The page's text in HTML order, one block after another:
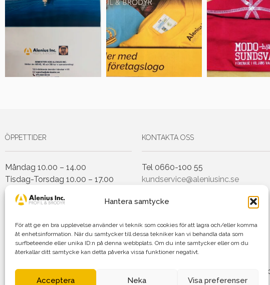
Hantera samtycke
För att ge en bra upplevelse använder vi teknik som cookies för att lagra och/eller komma
åt enhetsinformation. När du samtycker till dessa tekniker kan vi behandla data som
surfbeteende eller unika ID:n på denna webbplats. Om du inte samtycker eller om du
återkallar ditt samtycke kan detta påverka vissa funktioner negativt.
Acceptera Neka Visa preferenser
ÖPPETTIDER
Måndag 10.00 – 14.00
Tisdag-Torsdag 10.00 – 17.00
13.00
KONTAKTA OSS
Tel 0660-100 55
kundservice@aleniusinc.se
Agnetha Alenius